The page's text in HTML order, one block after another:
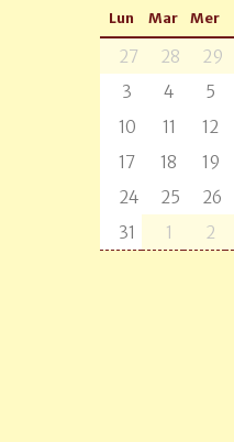
Lun Mar Mer
27 28 29
3
4 5
10
11 12
17
18 19
24
25 26
31
1 2